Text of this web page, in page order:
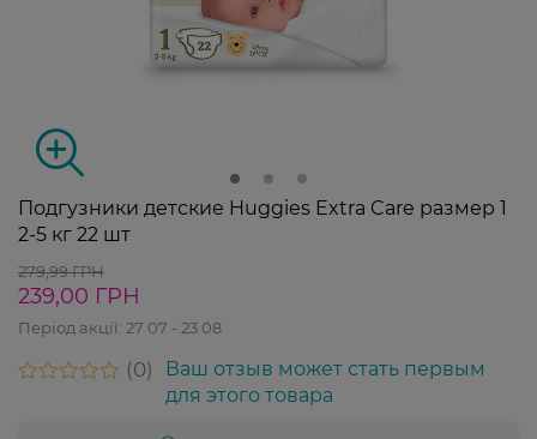
Подгузники детские Huggies Extra Care размер 1
2-5 кг 22 шт
279,99 ГРН
239,00 ГРН
Період акції: 27 07 - 23 08
0
Ваш отзыв может стать первым
для этого товара